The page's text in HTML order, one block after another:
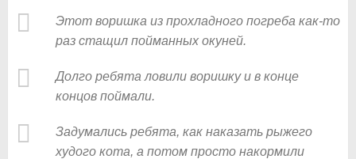
Этот воришка из прохладного погреба как-то
раз стащил пойманных окуней.
Долго ребята ловили воришку и в конце
концов поймали.
Задумались ребята, как наказать рыжего
худого кота, а потом просто накормили